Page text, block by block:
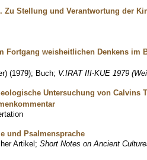
Stellung und Verantwortung der
Fortgang weisheitlichen Denkens im
(1979); Buch; V.IRAT III-KUE 1979
Untersuchung von Calvins
und Psalmensprache
Artikel; Short Notes on Ancient